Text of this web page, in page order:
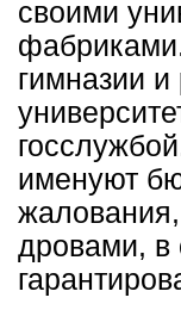
своими
гимназии
именуют
дровами, в